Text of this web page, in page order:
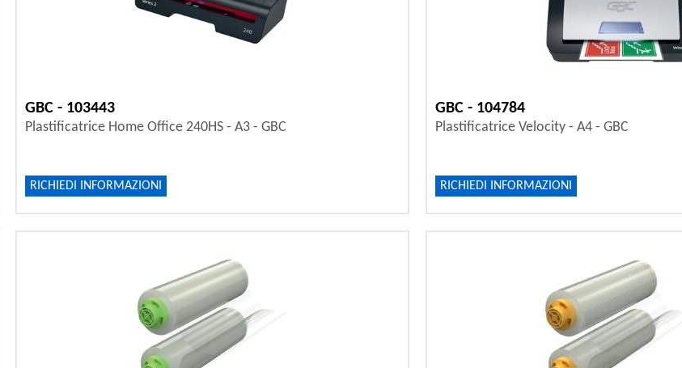
GBC - 103443
Plastificatrice Home Office 240HS - A3 - GBC
RICHIEDI INFORMAZIONI
GBC - 104784
Plastificatrice Velocity - A4 - GBC
RICHIEDI INFORMAZIONI